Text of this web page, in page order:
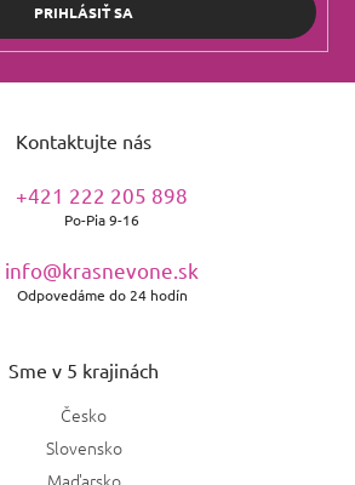
PRIHLÁSIŤ SA
Kontaktujte nás
+421 222 205 898
Po-Pia 9-16
info@krasnevone.sk
Odpovedáme do 24 hodín
Sme v 5 krajinách
Česko
Slovensko